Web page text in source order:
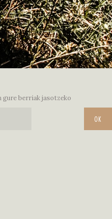
gure berriak jasotzeko